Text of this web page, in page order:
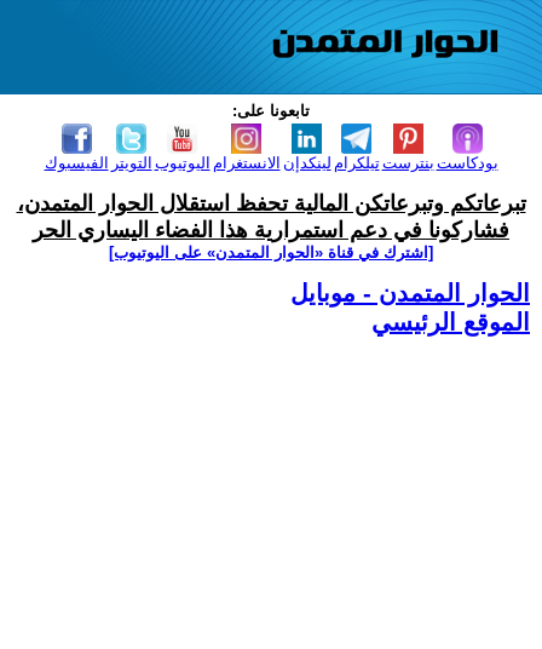
تابعونا على:
الفيسبوك التويتر اليوتيوب الانستغرام لينكدإن تيلكرامبنترست بودكاست
تبرعاتكم وتبرعاتكن المالية تحفظ استقلال الحوار المتمدن،
فشاركونا في دعم استمرارية هذا الفضاء اليساري الحر
[اشترك في قناة ‫«الحوار المتمدن» على اليوتيوب]
الحوار المتمدن - موبايل
الموقع الرئيسي